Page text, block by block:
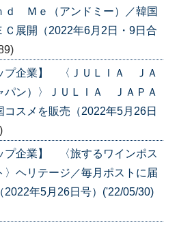
ｄ Ｍｅ（アンドミー）／韓国
Ｃ展開（2022年6月2日・9日合
プ企業】 〈ＪＵＬＩＡ ＪＡ
パン）〉ＪＵＬＩＡ ＪＡＰＡ
コスメを販売（2022年5月26日
プ企業】 〈旅するワインポス
ヘリテージ／毎月ポストに届
2022年5月26日号）('22/05/30)